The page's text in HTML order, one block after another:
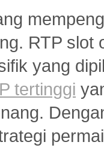
RTP
yang
tertinggi